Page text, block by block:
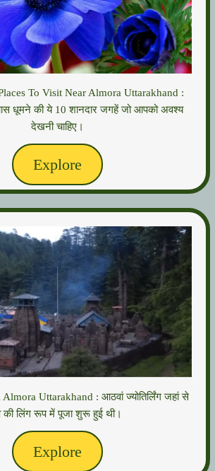
To Visit Near Almora Uttarakhand :
धूमने की ये 10 शानदार जगहें जो आपको अवश्य
देखनी चाहिए।
Explore
Uttarakhand : आठवां ज्योतिर्लिंग जहां से
की लिंग रूप में पूजा शुरू हुई थी।
Explore